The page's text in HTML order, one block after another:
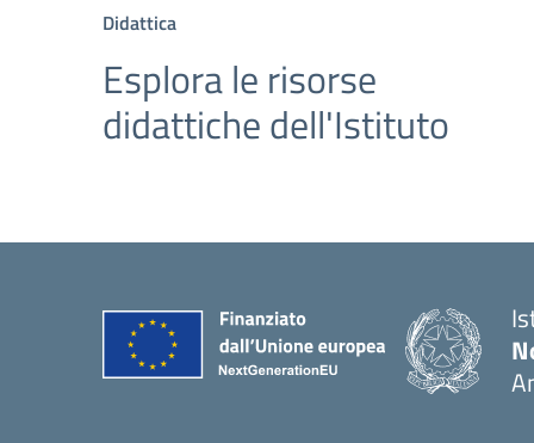
Didattica
Esplora le risorse
didattiche dell'Istituto